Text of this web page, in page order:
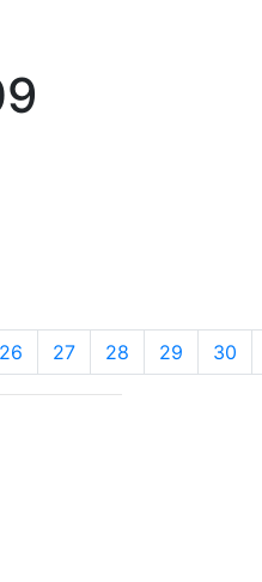
26 27 28 29 30